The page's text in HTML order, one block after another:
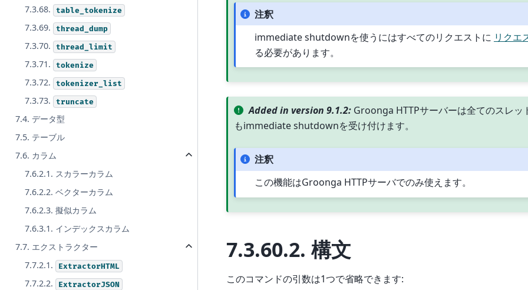
7.3.68. table_tokenize
7.3.69. thread_dump
7.3.70. thread_limit
7.3.71. tokenize
7.3.72. tokenizer_list
7.3.73. truncate
7.4. データ型
7.5. テーブル
7.6. カラム
7.6.2.1. スカラーカラム
7.6.2.2. ベクターカラム
7.6.2.3. 擬似カラム
7.6.3.1. インデックスカラム
7.7. エクストラクター
7.7.2.1.
ExtractorHTML
7.7.2.2. ExtractorJSON
注釈
immediate shutdownを使うにはすべてのリクエストに リクエ
る必要があります。
Added in version 9.1.2: Groonga HTTPサーバーは全てのスレッ
もimmediate shutdownを受け付けます。
注釈
この機能はGroonga HTTPサーバでのみ使えます。
7.3.60.2. 構文
このコマンドの引数は1つで省略できます: